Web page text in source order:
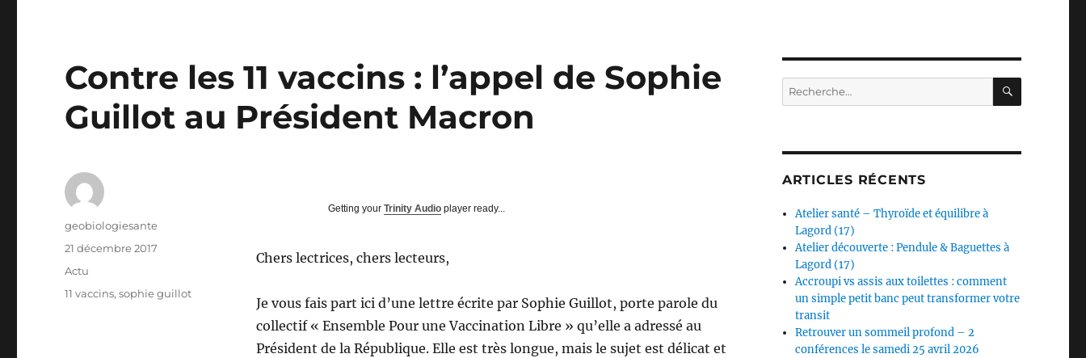
Contre les 11 vaccins : l’appel de Sophie
Guillot au Président Macron
Getting your Trinity Audioplayer ready...
Chers lectrices, chers lecteurs,
Je vous fais part ici d’une lettre écrite par Sophie Guillot, porte parole du
collectif « Ensemble Pour une Vaccination Libre » qu’elle a adressé au
Président de la République. Elle est très longue, mais le sujet est délicat et
Auteur
geobiologiesante
Publié
21 décembre 2017
Catégories
Actu
Étiquettes
11 vaccins,sophie guillot
Recherche
pour :
ARTICLES RÉCENTS
Atelier santé – Thyroïde et équilibre à
Lagord (17)
Atelier découverte : Pendule & Baguettes à
Lagord (17)
Accroupi vs assis aux toilettes : comment
un simple petit banc peut transformer votre
transit
Retrouver un sommeil profond – 2
conférences le samedi 25 avril 2026